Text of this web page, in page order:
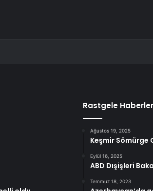
Rastgele Haberler
Ağustos 19, 2025
Keşmir Sömürge
Eylül 16, 2025
ABD Dışişleri
Temmuz 18, 2023